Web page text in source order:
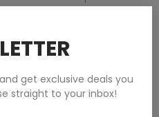
get exclusive deals you
straight to your inbox!